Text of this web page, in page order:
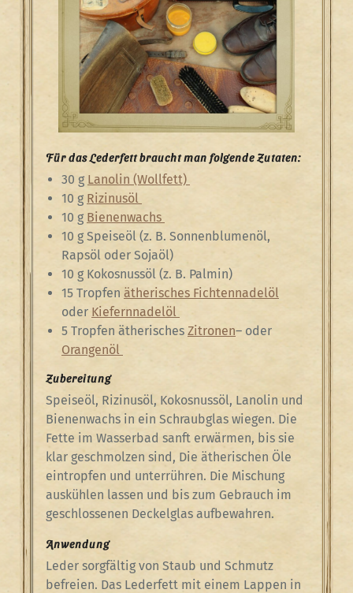
Für das Lederfett braucht man folgende Zutaten:
30 g Lanolin (Wollfett)
10 g Rizinusöl
10 g Bienenwachs
10 g Speiseöl (z. B. Sonnenblumenöl,
Rapsöl oder Sojaöl)
10 g Kokosnussöl (z. B. Palmin)
15 Tropfen ätherisches Fichtennadelöl
oder Kiefernnadelöl
5 Tropfen ätherisches Zitronen– oder
Orangenöl
Zubereitung
Speiseöl, Rizinusöl, Kokosnussöl, Lanolin und
Bienenwachs in ein Schraubglas wiegen. Die
Fette im Wasserbad sanft erwärmen, bis sie
klar geschmolzen sind, Die ätherischen Öle
eintropfen und unterrühren. Die Mischung
auskühlen lassen und bis zum Gebrauch im
geschlossenen Deckelglas aufbewahren.
Anwendung
Leder sorgfältig von Staub und Schmutz
befreien. Das Lederfett mit einem Lappen in